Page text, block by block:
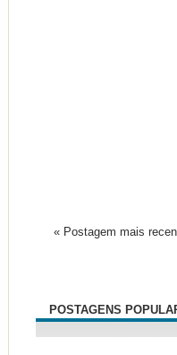
« Postagem mais
POSTAGENS